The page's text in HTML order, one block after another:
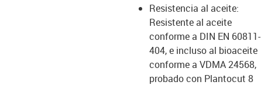
Resistencia al aceite:
Resistente al aceite
conforme a DIN EN 60811-
404, e incluso al bioaceite
conforme a VDMA 24568,
probado con Plantocut 8